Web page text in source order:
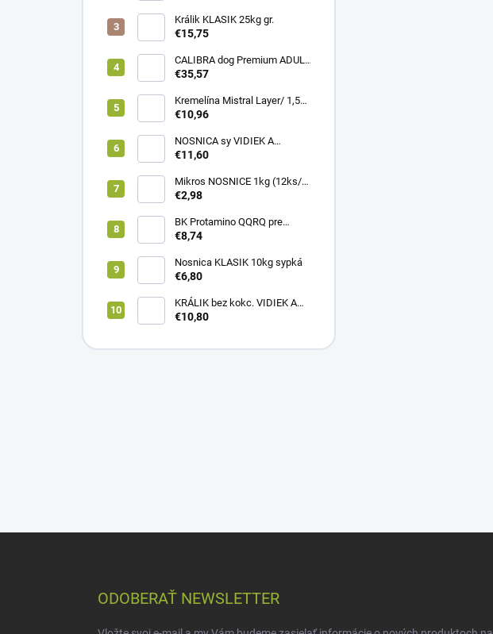
Králik KLASIK 25kg gr.
€15,75
CALIBRA dog Premium ADULT
LARGE 12kg
€35,57
Kremelína Mistral Layer/ 1,5
kg vedro
€10,96
NOSNICA sy VIDIEK A
TRADÍCIA 20kg (1paleta/
€11,60
Mikros NOSNICE 1kg (12ks/
1kartón)
€2,98
BK Protamino QQRQ pre
nosnice 5kg SANO
€8,74
Nosnica KLASIK 10kg sypká
€6,80
KRÁLIK bez kokc. VIDIEK A
TRADÍCIA 20kg (1paleta/
€10,80
ODOBERAŤ NEWSLETTER